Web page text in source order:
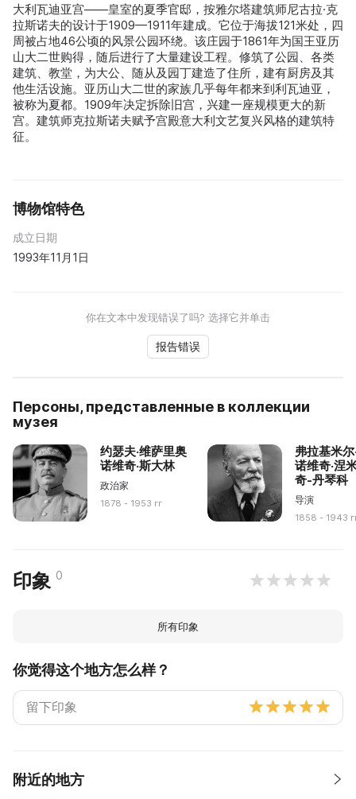
大利瓦迪亚宫——皇室的夏季官邸，按雅尔塔建筑师尼古拉·克
拉斯诺夫的设计于1909—1911年建成。它位于海拔121米处，四
周被占地46公顷的风景公园环绕。该庄园于1861年为国王亚历
山大二世购得，随后进行了大量建设工程。修筑了公园、各类
建筑、教堂，为大公、随从及园丁建造了住所，建有厨房及其
他生活设施。亚历山大二世的家族几乎每年都来到利瓦迪亚，
被称为夏都。1909年决定拆除旧宫，兴建一座规模更大的新
宫。建筑师克拉斯诺夫赋予宫殿意大利文艺复兴风格的建筑特
征。
博物馆特色
成立日期
1993年11月1日
你在文本中发现错误了吗? 选择它并单击
报告错误
Персоны, представленные в коллекции
музея
约瑟夫·维萨里奥
诺维奇·斯大林
政治家
1878 - 1953 гг
弗拉基米尔
诺维奇·涅
奇-丹琴科
导演
1858 - 1943
印象 0
所有印象
你觉得这个地方怎么样？
附近的地方